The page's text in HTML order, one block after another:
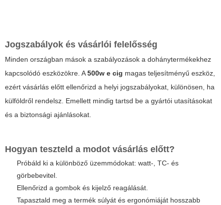
Jogszabályok és vásárlói felelősség
Minden országban mások a szabályozások a dohánytermékekhez
kapcsolódó eszközökre. A500w e cig magas teljesítményű eszköz,
ezért vásárlás előtt ellenőrizd a helyi jogszabályokat, különösen, ha
külföldről rendelsz. Emellett mindig tartsd be a gyártói utasításokat
és a biztonsági ajánlásokat.
Hogyan teszteld a modot vásárlás előtt?
Próbáld ki a különböző üzemmódokat: watt-, TC- és
görbebevitel.
Ellenőrizd a gombok és kijelző reagálását.
Tapasztald meg a termék súlyát és ergonómiáját hosszabb